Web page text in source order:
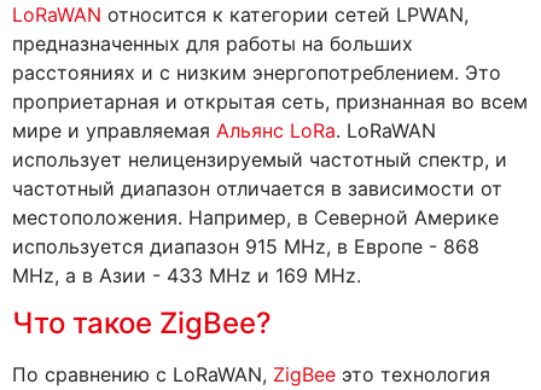
LoRaWAN относится к категории сетей LPWAN,
предназначенных для работы на больших
расстояниях и с низким энергопотреблением. Это
проприетарная и открытая сеть, признанная во всем
мире и управляемая Альянс LoRa. LoRaWAN
использует нелицензируемый частотный спектр, и
частотный диапазон отличается в зависимости от
местоположения. Например, в Северной Америке
используется диапазон 915 MHz, в Европе - 868
MHz, а в Азии - 433 MHz и 169 MHz.
Что такое ZigBee?
По сравнению с LoRaWAN, ZigBee это технология